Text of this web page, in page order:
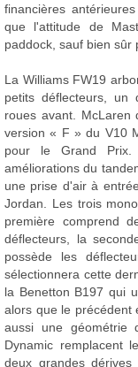
financières
que l'attitude de
paddock, sauf bien sûr
La Williams FW19
petits déflecteurs,
roues avant. McLaren
version « F » du V10
pour le Grand Prix.
améliorations du
une prise d'air à
Jordan. Les trois
première comprend
déflecteurs, la
possède les
sélectionnera cette
la Benetton B197 qui
alors que le précédent
aussi une géométrie
Dynamic remplacent
deux grandes